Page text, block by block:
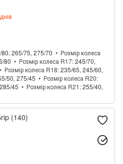
265/75, 275/70
Розмір колеса
80 Розмір колеса R17 245/70,
Розмір колеса R18 235/65, 245/60,
50, 275/45
Розмір колеса R20
45
Розмір колеса R21 255/40,